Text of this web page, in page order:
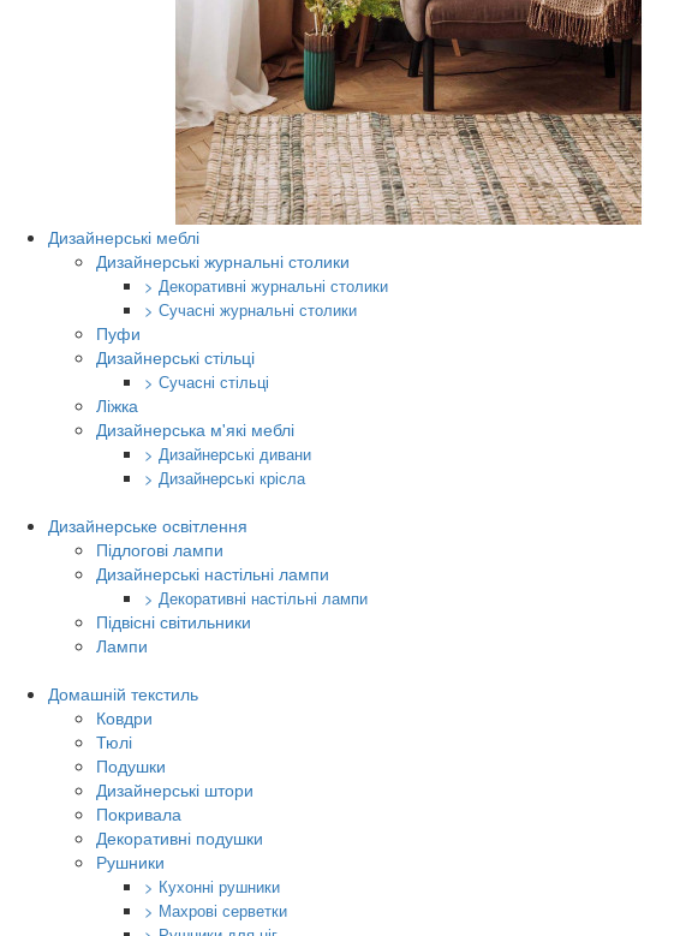
Дизайнерські меблі
Дизайнерські журнальні столики
> Декоративні журнальні столики
> Сучасні журнальні столики
Пуфи
Дизайнерські стільці
> Сучасні стільці
Ліжка
Дизайнерська м'які меблі
> Дизайнерські дивани
> Дизайнерські крісла
Дизайнерське освітлення
Підлогові лампи
Дизайнерські настільні лампи
> Декоративні настільні лампи
Підвісні світильники
Лампи
Домашній текстиль
Ковдри
Тюлі
Подушки
Дизайнерські штори
Покривала
Декоративні подушки
Рушники
> Кухонні рушники
> Махрові серветки